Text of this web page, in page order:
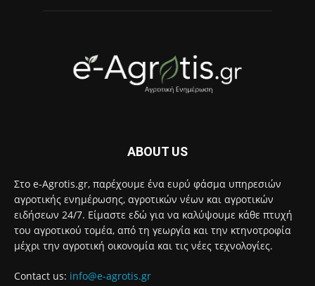
ABOUT US
Στο e-Agrotis.gr, παρέχουμε ένα ευρύ φάσμα υπηρεσιών
αγροτικής ενημέρωσης, αγροτικών νέων και αγροτικών
ειδήσεων 24/7. Είμαστε εδώ για να καλύψουμε κάθε πτυχή
του αγροτικού τομέα, από τη γεωργία και την κτηνοτροφία
μέχρι την αγροτική οικονομία και τις νέες τεχνολογίες.
Contact us: info@e-agrotis.gr